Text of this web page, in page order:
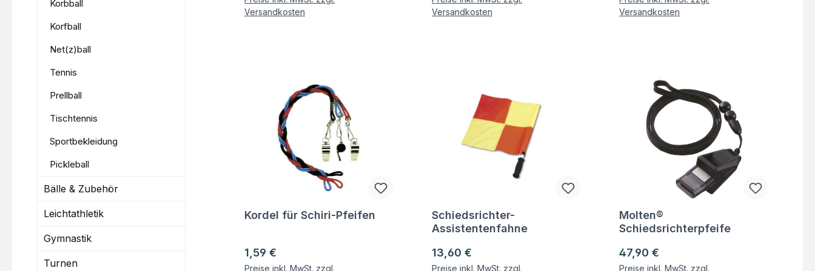
Korbball
Korfball
Net(z)ball
Tennis
Prellball
Tischtennis
Sportbekleidung
Pickleball
Bälle & Zubehör
Leichtathletik
Gymnastik
Turnen
Versandkosten
Versandkosten
Versandkosten
Fragen zum Artikel
Kordel für Schiri-Pfeifen
Regulärer Preis:
1,59 €
Preise inkl. MwSt. zzgl.
Fragen zum Artikel
Schiedsrichter-
Assistentenfahne
Regulärer Preis:
13,60 €
Preise inkl. MwSt. zzgl.
Fragen zum Artikel
Molten®
Schiedsrichterpfeife
Regulärer Preis:
47,90 €
Preise inkl. MwSt. zzgl.